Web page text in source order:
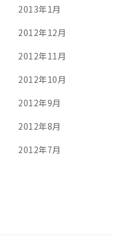
2013年1月
2012年12月
2012年11月
2012年10月
2012年9月
2012年8月
2012年7月